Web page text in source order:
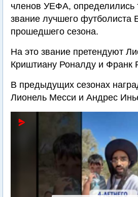
членов УЕФА, определились
звание лучшего футболиста
прошедшего сезона.
На это звание претендуют
Криштиану Роналду и Франк
В предыдущих сезонах
Лионель Месси и Андрес